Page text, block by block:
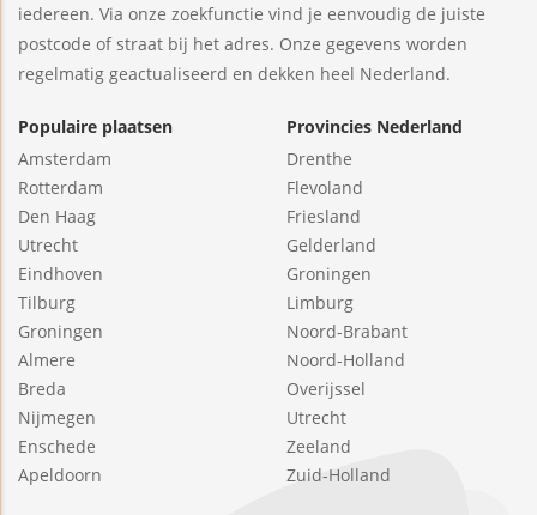
iedereen. Via onze zoekfunctie vind je eenvoudig de juiste
postcode of straat bij het adres. Onze gegevens worden
regelmatig geactualiseerd en dekken heel Nederland.
Populaire plaatsen
Amsterdam
Rotterdam
Den Haag
Utrecht
Eindhoven
Tilburg
Groningen
Almere
Breda
Nijmegen
Enschede
Apeldoorn
Provincies Nederland
Drenthe
Flevoland
Friesland
Gelderland
Groningen
Limburg
Noord-Brabant
Noord-Holland
Overijssel
Utrecht
Zeeland
Zuid-Holland